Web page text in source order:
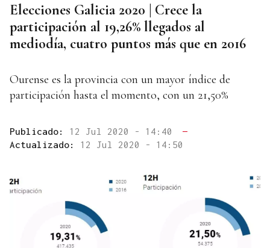
Elecciones Galicia 2020 | Crece la
participación al 19,26% llegados al
mediodía, cuatro puntos más que en 2016
Ourense es la provincia con un mayor índice de
participación hasta el momento, con un 21,50%
Publicado: 12 Jul 2020 - 14:40
—
Actualizado: 12 Jul 2020 - 14:50